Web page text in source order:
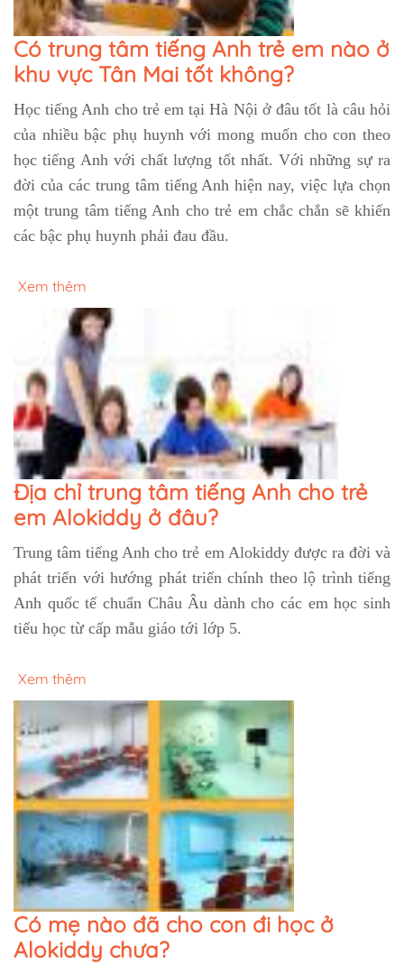
Có trung tâm tiếng Anh trẻ em nào ở
khu vực Tân Mai tốt không?
Học tiếng Anh cho trẻ em tại Hà Nội ở đâu tốt là câu hỏi
của nhiều bậc phụ huynh với mong muốn cho con theo
học tiếng Anh với chất lượng tốt nhất. Với những sự ra
đời của các trung tâm tiếng Anh hiện nay, việc lựa chọn
một trung tâm tiếng Anh cho trẻ em chắc chắn sẽ khiến
các bậc phụ huynh phải đau đầu.
Xem thêm
Địa chỉ trung tâm tiếng Anh cho trẻ
em Alokiddy ở đâu?
Trung tâm tiếng Anh cho trẻ em Alokiddy được ra đời và
phát triển với hướng phát triển chính theo lộ trình tiếng
Anh quốc tế chuẩn Châu Âu dành cho các em học sinh
tiểu học từ cấp mẫu giáo tới lớp 5.
Xem thêm
Có mẹ nào đã cho con đi học ở
Alokiddy chưa?